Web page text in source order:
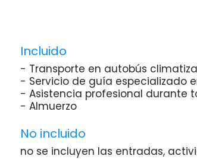
Incluido
- Transporte en autobús
- Servicio de guía especializado
- Asistencia profesional durante
- Almuerzo
No incluido
no se incluyen las entradas,